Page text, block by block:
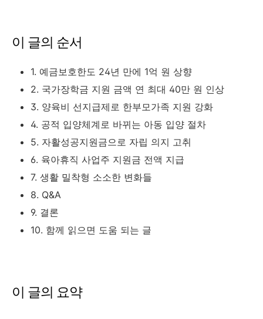
이 글의 순서
1. 예금보호한도 24년 만에 1억 원 상향
2. 국가장학금 지원 금액 연 최대 40만 원 인상
3. 양육비 선지급제로 한부모가족 지원 강화
4. 공적 입양체계로 바뀌는 아동 입양 절차
5. 자활성공지원금으로 자립 의지 고취
6. 육아휴직 사업주 지원금 전액 지급
7. 생활 밀착형 소소한 변화들
8. Q&A
9. 결론
10. 함께 읽으면 도움 되는 글
이 글의 요약